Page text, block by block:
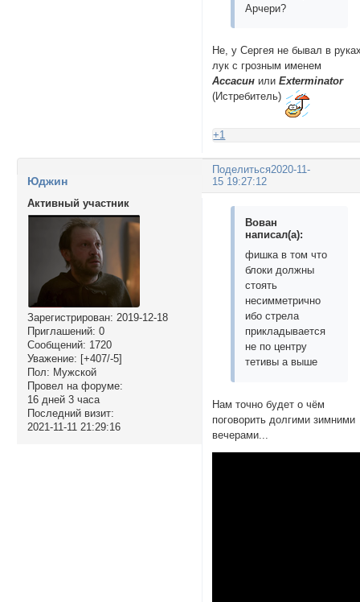
Арчери?
Не, у Сергея не бывал в
лук с грозным именем
Ассасин илиExterminator
(Истребитель)
+1
Поделиться2020-11-
15 19:27:12
Юджин
Активный участник
Зарегистрирован: 2019-12-18
Приглашений: 0
Сообщений: 1720
Уважение: [+407/-5]
Пол: Мужской
Провел на форуме:
16 дней 3 часа
Последний визит:
2021-11-11 21:29:16
Вован
написал(а):
фишка в том что
блоки должны
стоять
несимметрично
ибо стрела
прикладывается
не по центру
тетивы а выше
Нам точно будет о чём
поговорить долгими зимними
вечерами...